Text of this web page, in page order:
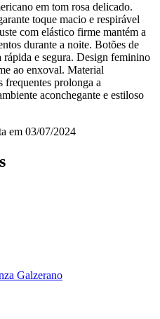
em tom rosa delicado.
toque macio e respirável
com elástico firme mantém a
durante a noite. Botões de
rápida e segura. Design feminino
ao enxoval. Material
frequentes prolonga a
aconchegante e estiloso
em 03/07/2024
Galzerano